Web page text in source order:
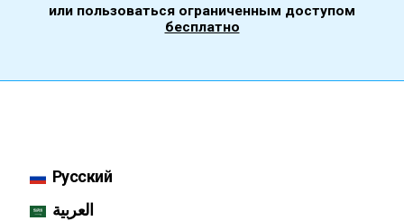
или пользоваться ограниченным доступом
бесплатно
Русский
العربية